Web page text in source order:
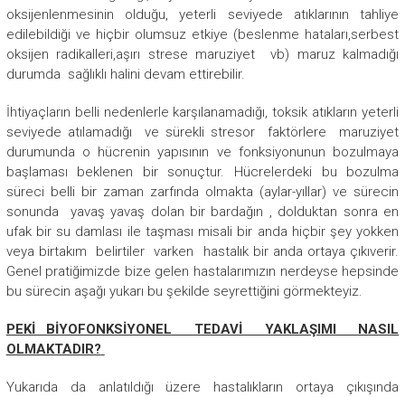
oksijenlenmesinin olduğu, yeterli seviyede atıklarının tahliye
edilebildiği ve hiçbir olumsuz etkiye (beslenme hataları,serbest
oksijen radikalleri,aşırı strese maruziyet vb) maruz kalmadığı
durumda sağlıklı halini devam ettirebilir.
İhtiyaçların belli nedenlerle karşılanamadığı, toksik atıkların yeterli
seviyede atılamadığı ve sürekli stresor faktörlere maruziyet
durumunda o hücrenin yapısının ve fonksiyonunun bozulmaya
başlaması beklenen bir sonuçtur. Hücrelerdeki bu bozulma
süreci belli bir zaman zarfında olmakta (aylar-yıllar) ve sürecin
sonunda yavaş yavaş dolan bir bardağın , dolduktan sonra en
ufak bir su damlası ile taşması misali bir anda hiçbir şey yokken
veya birtakım belirtiler varken hastalık bir anda ortaya çıkıverir.
Genel pratiğimizde bize gelen hastalarımızın nerdeyse hepsinde
bu sürecin aşağı yukarı bu şekilde seyrettiğini görmekteyiz.
PEKİ BİYOFONKSİYONEL TEDAVİ YAKLAŞIMI NASIL
OLMAKTADIR?
Yukarıda da anlatıldığı üzere hastalıkların ortaya çıkışında